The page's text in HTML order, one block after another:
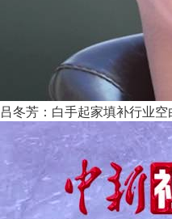
吕冬芳：白手起家填补行业